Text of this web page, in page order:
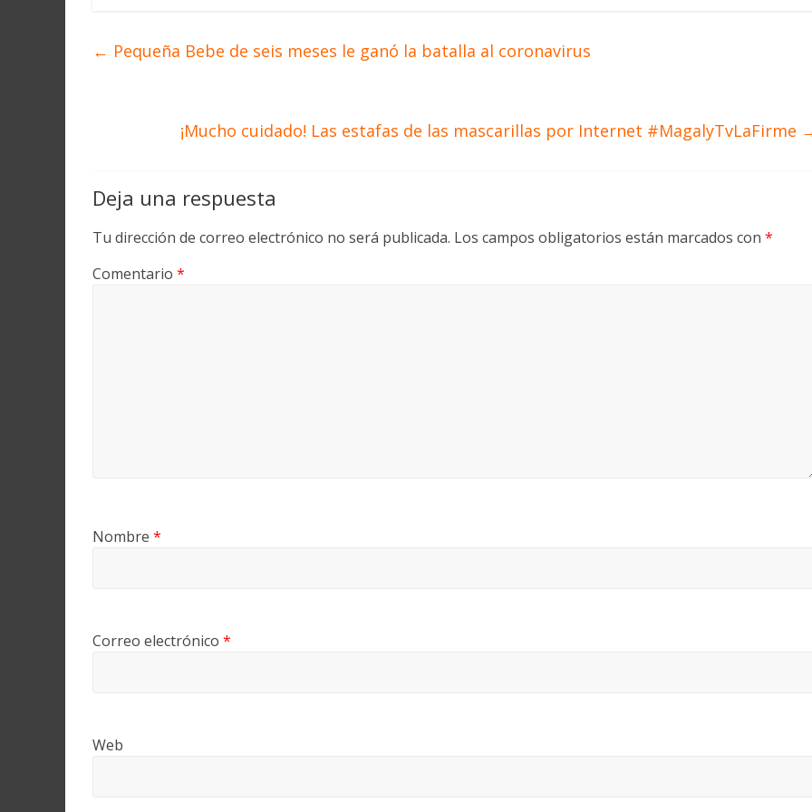
← Pequeña Bebe de seis meses le ganó la batalla al coronavirus
¡Mucho cuidado! Las estafas de las mascarillas por Internet #MagalyTvLaFirme
Deja una respuesta
Tu dirección de correo electrónico no será publicada. Los campos obligatorios están marcados con *
Comentario *
Nombre *
Correo electrónico *
Web